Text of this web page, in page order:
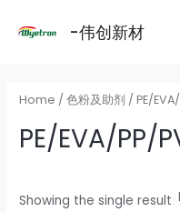
-伟创新材
Home /色粉及助剂 / PE/
PE/EVA/PP/
Showing the single result